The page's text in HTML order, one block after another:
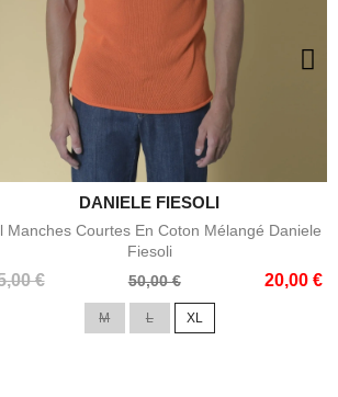
Aperçu rapide
DANIELE FIESOLI
Manches Courtes En Coton Mélangé Daniele
Fiesoli
€ 50,00 € 20,00 €
M L XL